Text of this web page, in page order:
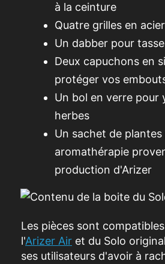
à la ceinture
Quatre grilles en
Un dabber pour
Deux capuchons en
protéger vos
Un bol en verre pour
herbes
Un sachet de plantes
aromathérapie
production d'Arizer
Les pièces sont
l'Arizer Air et du Solo
ses utilisateurs d'avoir à